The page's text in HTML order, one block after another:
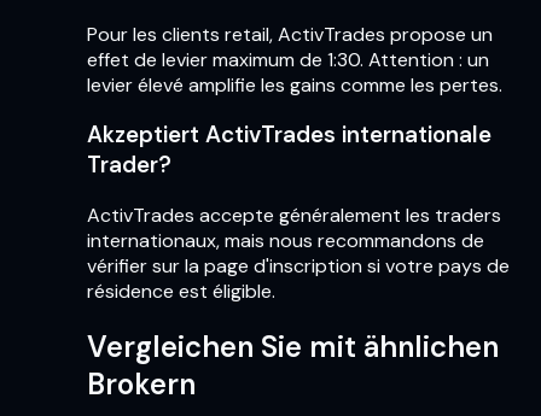
Pour les clients retail, ActivTrades propose un
effet de levier maximum de 1:30. Attention : un
levier élevé amplifie les gains comme les pertes.
Akzeptiert ActivTrades internationale
Trader?
ActivTrades accepte généralement les traders
internationaux, mais nous recommandons de
vérifier sur la page d'inscription si votre pays de
résidence est éligible.
Vergleichen Sie mit ähnlichen
Brokern